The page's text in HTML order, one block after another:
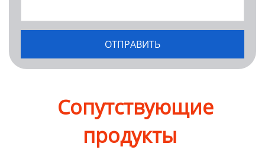
Сопутствующие
продукты